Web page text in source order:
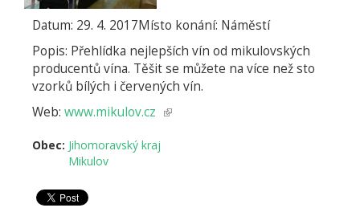
Datum: 29. 4. 2017Místo konání: Náměstí
Popis: Přehlídka nejlepších vín od mikulovských
producentů vína. Těšit se můžete na více než sto
vzorků bílých i červených vín.
Web: www.mikulov.cz (odkaz
Obec: Jihomoravský kraj
Mikulov